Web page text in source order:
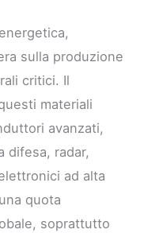
sulla produzione
critici. Il
materiali
avanzati,
difesa, radar,
ad alta
quota
soprattutto